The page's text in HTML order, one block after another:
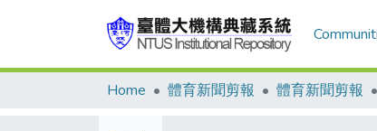
Home 體育新聞剪報 體育新聞剪報